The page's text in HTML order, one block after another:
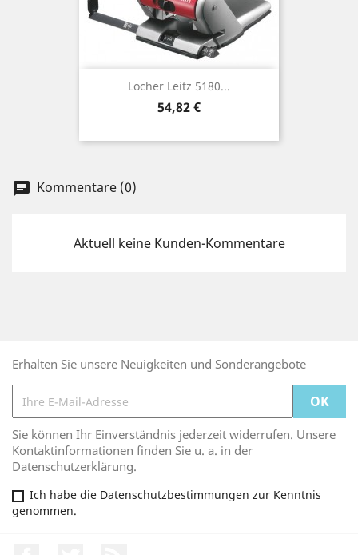
Locher Leitz 5180...
Preis
54,82 €
chat Kommentare (0)
Aktuell keine Kunden-Kommentare
Erhalten Sie unsere Neuigkeiten und Sonderangebote
Sie können Ihr Einverständnis jederzeit widerrufen. Unsere
Kontaktinformationen finden Sie u. a. in der
Datenschutzerklärung.
Ich habe die Datenschutzbestimmungen zur Kenntnis
genommen.